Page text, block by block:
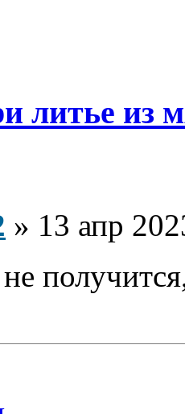
литье из
» 13 апр